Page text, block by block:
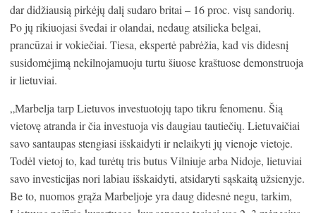
dar didžiausią pirkėjų dalį sudaro britai – 16 proc. visų sandorių.
Po jų rikiuojasi švedai ir olandai, nedaug atsilieka belgai,
prancūzai ir vokiečiai. Tiesa, ekspertė pabrėžia, kad vis didesnį
susidomėjimą nekilnojamuoju turtu šiuose kraštuose demonstruoja
ir lietuviai.
„Marbelja tarp Lietuvos investuotojų tapo tikru fenomenu. Šią
vietovę atranda ir čia investuoja vis daugiau tautiečių. Lietuvaičiai
savo santaupas stengiasi išskaidyti ir nelaikyti jų vienoje vietoje.
Todėl vietoj to, kad turėtų tris butus Vilniuje arba Nidoje, lietuviai
savo investicijas nori labiau išskaidyti, atsidaryti sąskaitą užsienyje.
Be to, nuomos grąža Marbeljoje yra daug didesnė negu, tarkim,